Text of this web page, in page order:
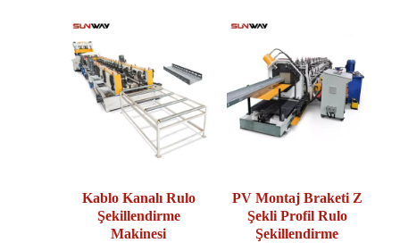
Kablo Kanalı Rulo
Şekillendirme
Makinesi
PV Montaj Braketi Z
Şekli Profil Rulo
Şekillendirme